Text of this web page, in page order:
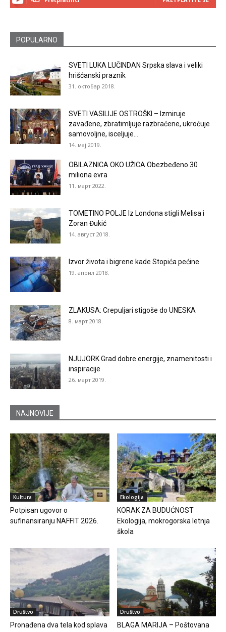
POPULARNO
SVETI LUKA LUČINDAN Srpska slava i veliki
hrišćanski praznik
31. октобар 2018.
SVETI VASILIJE OSTROŠKI – Izmiruje
zavađene, zbratimljuje razbraćene, ukroćuje
samovoljne, isceljuje...
14. мај 2019.
OBILAZNICA OKO UŽICA Obezbeđeno 30
miliona evra
11. март 2022.
TOMETINO POLJE Iz Londona stigli Melisa i
Zoran Đukić
14. август 2018.
Izvor života i bigrene kade Stopića pećine
19. април 2018.
ZLAKUSA: Crepuljari stigoše do UNESKA
8. март 2018.
NJUJORK Grad dobre energije, znamenitosti i
inspiracije
26. март 2019.
NAJNOVIJE
Kultura
Potpisan ugovor o
sufinansiranju NAFFIT 2026.
Ekologija
KORAK ZA BUDUĆNOST
Ekologija, mokrogorska letnja
škola
Društvo
Pronađena dva tela kod splava
Društvo
BLAGA MARIJA – Poštovana